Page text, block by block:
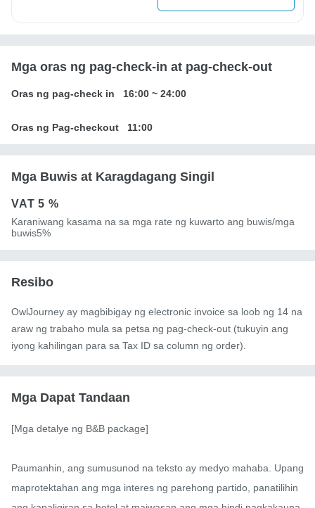
Mga oras ng pag-check-in at pag-check-out
Oras ng pag-check in 16:00 ~ 24:00
Oras ng Pag-checkout 11:00
Mga Buwis at Karagdagang Singil
VAT5 %
Karaniwang kasama na sa mga rate ng kuwarto ang buwis/mga
buwis5%
Resibo
OwlJourney ay magbibigay ng electronic invoice sa loob ng 14 na
araw ng trabaho mula sa petsa ng pag-check-out (tukuyin ang
iyong kahilingan para sa Tax ID sa column ng order).
Mga Dapat Tandaan
[Mga detalye ng B&B package]
Paumanhin, ang sumusunod na teksto ay medyo mahaba. Upang
maprotektahan ang mga interes ng parehong partido, panatilihin